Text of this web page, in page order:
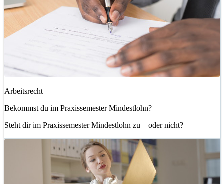
Arbeitsrecht
Bekommst du im Praxissemester Mindestlohn?
Steht dir im Praxissemester Mindestlohn zu – oder nicht?